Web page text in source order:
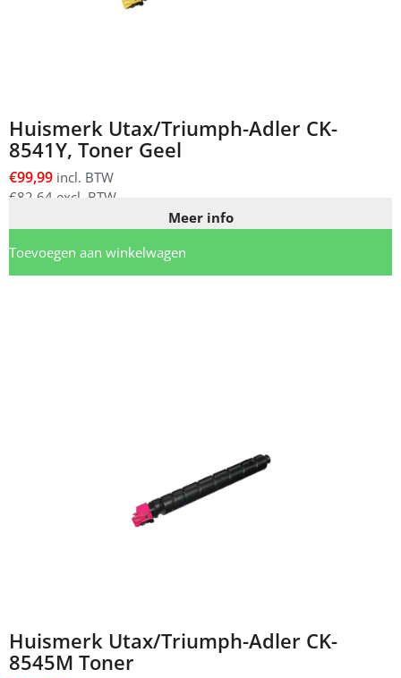
Huismerk Utax/Triumph-Adler CK-
8541Y, Toner Geel
€99,99 incl. BTW
€82,64 excl. BTW
Meer info
Toevoegen aan winkelwagen
Huismerk Utax/Triumph-Adler CK-
8545M Toner